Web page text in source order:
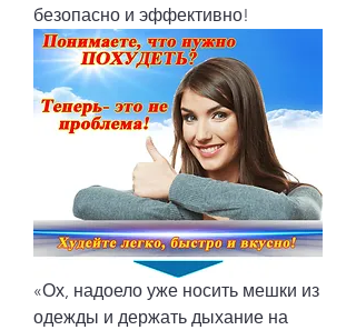
безопасно и эффективно!
«Ох, надоело уже носить мешки из
одежды и держать дыхание на